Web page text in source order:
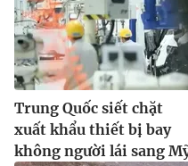
Trung Quốc siết chặt
xuất khẩu thiết bị bay
không người lái sang